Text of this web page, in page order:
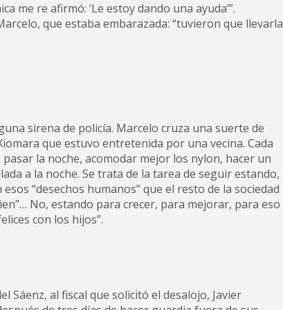
me re afirmó: ‘Le estoy dando una ayuda’”.
que estaba embarazada: “tuvieron que llevarla
sirena de policía. Marcelo cruza una suerte de
que estuvo entretenida por una vecina. Cada
la noche, acomodar mejor los nylon, hacer un
a la noche. Se trata de la tarea de seguir estando,
“desechos humanos” que el resto de la sociedad
No, estando para crecer, para mejorar, para eso
con los hijos”.
Sáenz, al fiscal que solicitó el desalojo, Javier